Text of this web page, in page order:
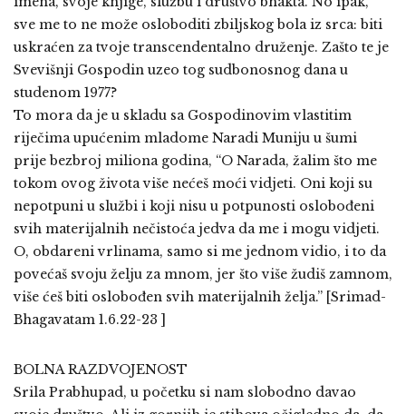
sve me to ne može osloboditi zbiljskog bola iz srca: biti
uskraćen za tvoje transcendentalno druženje. Zašto te je
Svevišnji Gospodin uzeo tog sudbonosnog dana u
studenom 1977?
To mora da je u skladu sa Gospodinovim vlastitim
riječima upućenim mladome Naradi Muniju u šumi
prije bezbroj miliona godina, “O Narada, žalim što me
tokom ovog života više nećeš moći vidjeti. Oni koji su
nepotpuni u službi i koji nisu u potpunosti oslobođeni
svih materijalnih nečistoća jedva da me i mogu vidjeti.
O, obdareni vrlinama, samo si me jednom vidio, i to da
povećaš svoju želju za mnom, jer što više žudiš zamnom,
više ćeš biti oslobođen svih materijalnih želja.” [Srimad-
Bhagavatam 1.6.22-23 ]
BOLNA RAZDVOJENOST
Srila Prabhupad, u početku si nam slobodno davao